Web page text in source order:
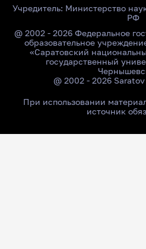
Учредитель: Министерство
РФ
@ 2002 - 2026 Федеральное
образовательное
«Саратовский
государственный
@ 2002 - 2026
При использовании
источник